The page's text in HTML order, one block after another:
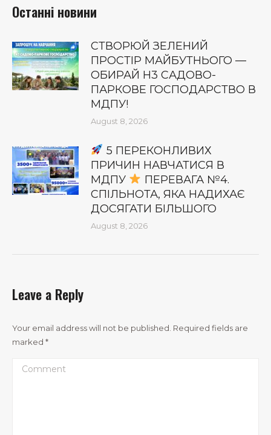
Останні новини
СТВОРЮЙ ЗЕЛЕНИЙ
ПРОСТІР МАЙБУТНЬОГО —
ОБИРАЙ Н3 САДОВО-
ПАРКОВЕ ГОСПОДАРСТВО В
МДПУ!
August 8, 2026
5 ПЕРЕКОНЛИВИХ
ПРИЧИН НАВЧАТИСЯ В
МДПУ
ПЕРЕВАГА №4.
СПІЛЬНОТА, ЯКА НАДИХАЄ
ДОСЯГАТИ БІЛЬШОГО
August 8, 2026
Leave a Reply
Your email address will not be published. Required fields are
marked *
Comment